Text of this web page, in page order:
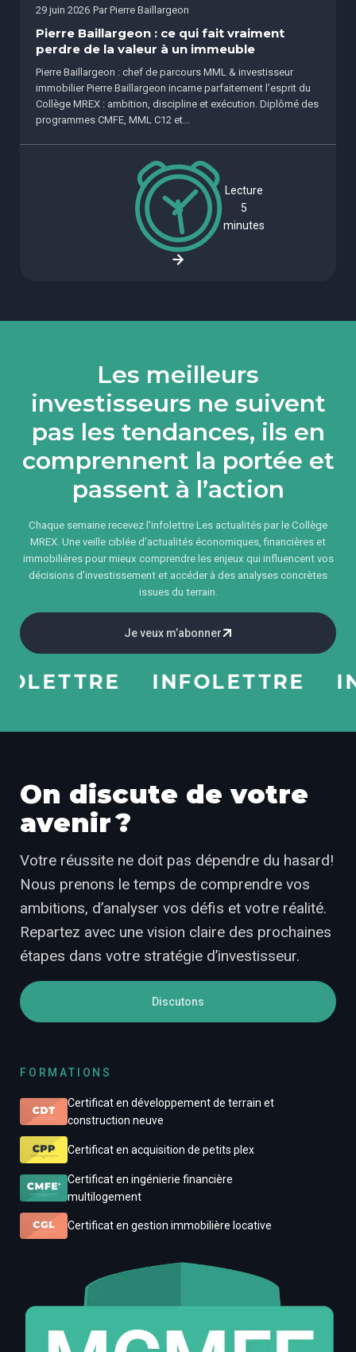
29 juin 2026 Par Pierre Baillargeon
Pierre Baillargeon : ce qui fait vraiment
perdre de la valeur à un immeuble
Pierre Baillargeon : chef de parcours MML & investisseur
immobilier Pierre Baillargeon incarne parfaitement l’esprit du
Collège MREX : ambition, discipline et exécution. Diplômé des
programmes CMFE, MML C12 et...
Lecture
5
minutes
Les meilleurs
investisseurs ne suivent
pas les tendances, ils en
comprennent la portée et
passent à l’action
Chaque semaine recevez l'infolettre Les actualités par le Collège
MREX. Une veille ciblée d’actualités économiques, financières et
immobilières pour mieux comprendre les enjeux qui influencent vos
décisions d’investissement et accéder à des analyses concrètes
issues du terrain.
Je veux m’abonner
INFOLETTRE
On discute de votre
avenir ?
Votre réussite ne doit pas dépendre du hasard!
Nous prenons le temps de comprendre vos
ambitions, d’analyser vos défis et votre réalité.
Repartez avec une vision claire des prochaines
étapes dans votre stratégie d’investisseur.
Discutons
FORMATIONS
Certificat en développement de terrain et
construction neuve
Certificat en acquisition de petits plex
Certificat en ingénierie financière
multilogement
Certificat en gestion immobilière locative